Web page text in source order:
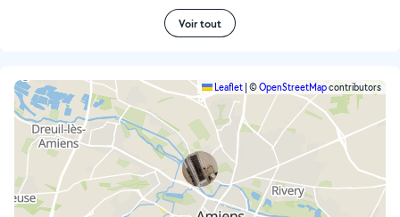
Voir tout
Leaflet ©OpenStreetMapcontributors